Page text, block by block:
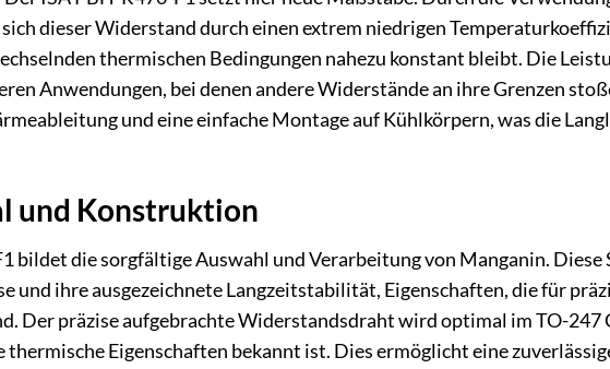
dieser Widerstand durch einen extrem niedrigen
thermischen Bedingungen nahezu konstant bleibt. Die
Anwendungen, bei denen andere Widerstände an ihre Grenzen
und eine einfache Montage auf Kühlkörpern, was die
und Konstruktion
bildet die sorgfältige Auswahl und Verarbeitung von Manganin.
und ihre ausgezeichnete Langzeitstabilität, Eigenschaften, die für
Der präzise aufgebrachte Widerstandsdraht wird optimal im TO-247
Eigenschaften bekannt ist. Dies ermöglicht eine